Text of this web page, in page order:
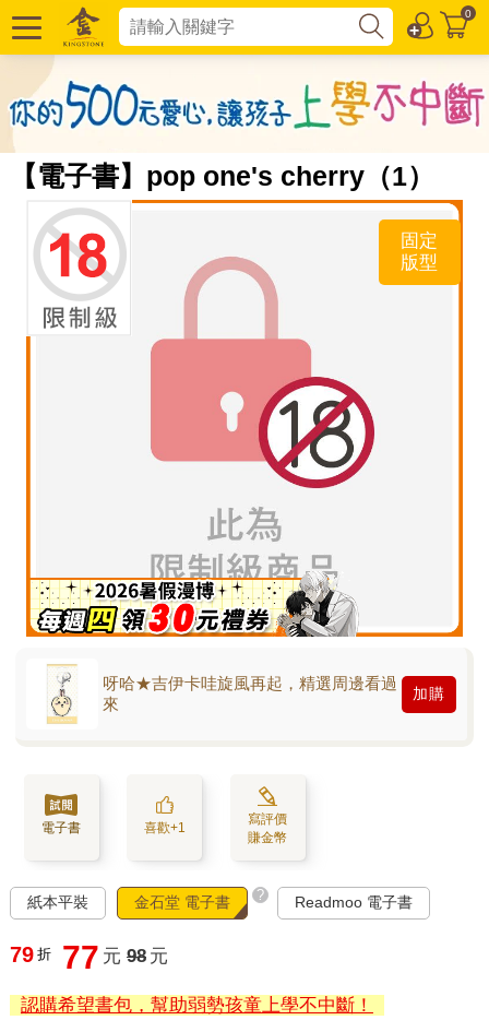
0
【電子書】pop one's cherry（1）
固定
版型
呀哈★吉伊卡哇旋風再起，精選周邊看過
來
加購
電子書 喜歡+1
寫評價
賺金幣
紙本平裝 金石堂 電子書 ? Readmoo 電子書
79 折 77 元 98 元
認購希望書包，幫助弱勢孩童上學不中斷！